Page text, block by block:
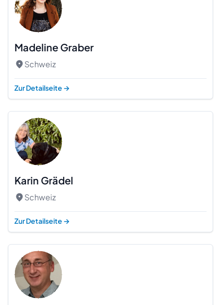
Madeline Graber
Schweiz
Zur Detailseite →
Karin Grädel
Schweiz
Zur Detailseite →